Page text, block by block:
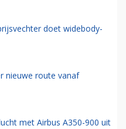
doet widebody-
nieuwe route vanaf
met Airbus A350-900 uit